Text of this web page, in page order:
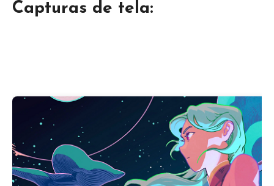
Capturas de tela: